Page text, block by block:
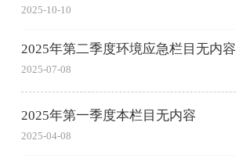
2025-10-10
2025年第二季度环境应急栏目无内容
2025-07-08
2025年第一季度本栏目无内容
2025-04-08